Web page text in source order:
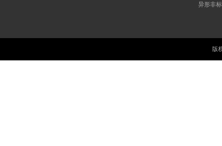
异形非
版